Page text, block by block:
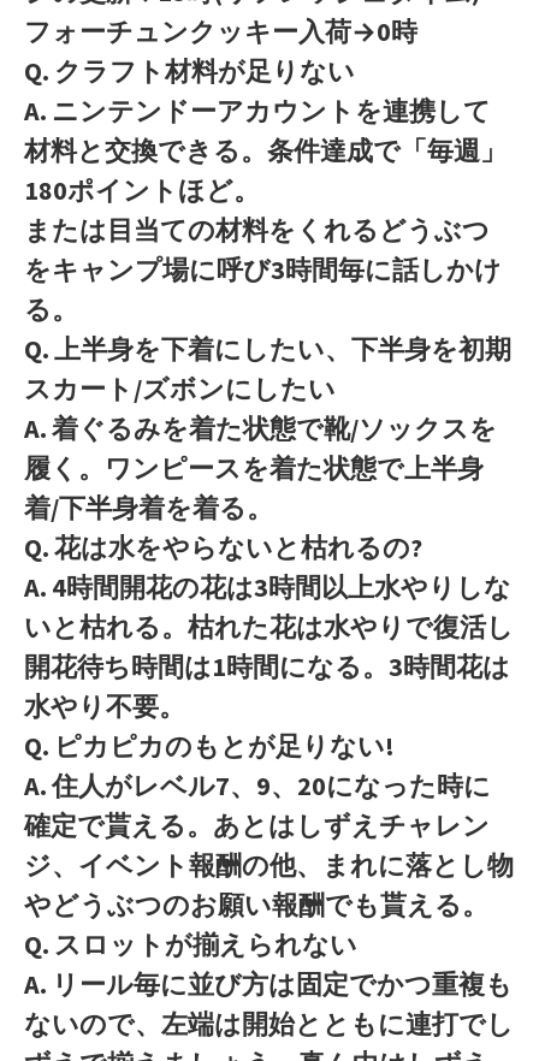
フォーチュンクッキー入荷→0時
Q. クラフト材料が足りない
A. ニンテンドーアカウントを連携して
材料と交換できる。条件達成で「毎週」
180ポイントほど。
または目当ての材料をくれるどうぶつ
をキャンプ場に呼び3時間毎に話しかけ
る。
Q. 上半身を下着にしたい、下半身を初期
スカート/ズボンにしたい
A. 着ぐるみを着た状態で靴/ソックスを
履く。ワンピースを着た状態で上半身
着/下半身着を着る。
Q. 花は水をやらないと枯れるの?
A. 4時間開花の花は3時間以上水やりしな
いと枯れる。枯れた花は水やりで復活し
開花待ち時間は1時間になる。3時間花は
水やり不要。
Q. ピカピカのもとが足りない!
A. 住人がレベル7、9、20になった時に
確定で貰える。あとはしずえチャレン
ジ、イベント報酬の他、まれに落とし物
やどうぶつのお願い報酬でも貰える。
Q. スロットが揃えられない
A. リール毎に並び方は固定でかつ重複も
ないので、左端は開始とともに連打でし